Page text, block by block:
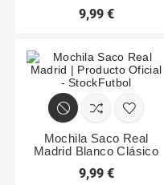
9,99 €
Mochila Saco Real
Madrid Blanco Clásico
9,99 €